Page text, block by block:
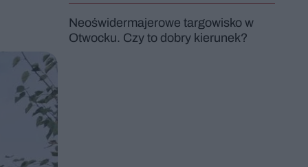
Neoświdermajerowe targowisko w
Otwocku. Czy to dobry kierunek?